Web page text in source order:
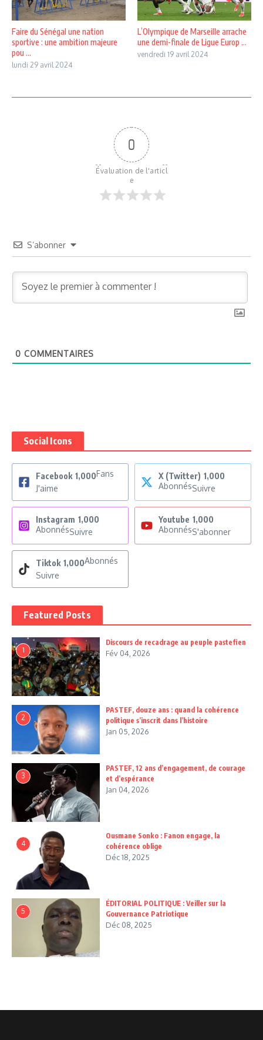
Faire du Sénégal une nation
sportive : une ambition majeure
pou ...
lundi 29 avril 2024
L’Olympique de Marseille arrache
une demi-finale de Ligue Europ ...
vendredi 19 avril 2024
0
Évaluation de l'articl
e
S’abonner
0 COMMENTAIRES
Social Icons
Facebook 1,000Fans
J'aime
X (Twitter) 1,000
AbonnésSuivre
Instagram 1,000
AbonnésSuivre
Youtube 1,000
AbonnésS'abonner
Tiktok 1,000Abonnés
Suivre
Featured Posts
1
Discours de recadrage au peuple pastefien
Fév 04, 2026
2
PASTEF, douze ans : quand la cohérence
politique s’inscrit dans l’histoire
Jan 05, 2026
3
PASTEF, 12 ans d’engagement, de courage
et d’espérance
Jan 04, 2026
4
Ousmane Sonko : Fanon engage, la
cohérence oblige
Déc 18, 2025
5
ÉDITORIAL POLITIQUE : Veiller sur la
Gouvernance Patriotique
Déc 08, 2025